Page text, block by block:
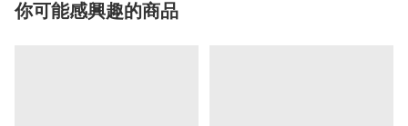
你可能感興趣的商品